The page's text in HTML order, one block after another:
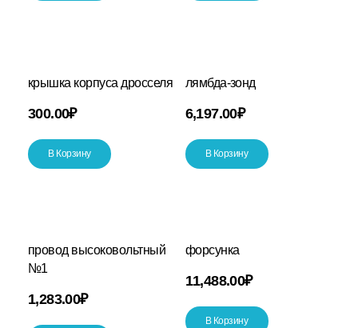
крышка корпуса дросселя
300.00₽
В Корзину
лямбда-зонд
6,197.00₽
В Корзину
провод высоковольтный
№1
1,283.00₽
форсунка
11,488.00₽
В Корзину